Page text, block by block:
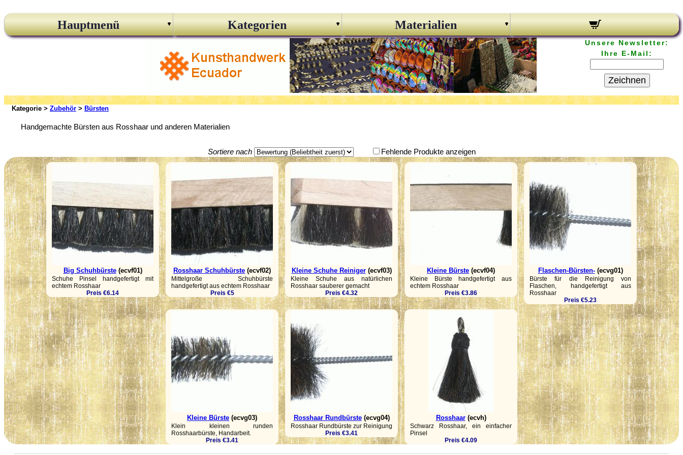
Hauptmenü Kategorien Materialien
Unsere Newsletter:
Ihre E-Mail:
Zeichnen
Kategorie > Zubehör > Bürsten
Handgemachte Bürsten aus Rosshaar und anderen Materialien
Sortiere nach Fehlende Produkte anzeigen
Big Schuhbürste(ecvf01)
Schuhe Pinsel handgefertigt mit
echtem Rosshaar
Preis €6.14
Rosshaar Schuhbürste (ecvf02)
Mittelgroße Schuhbürste
handgefertigt aus echtem Rosshaar
Preis €5
Kleine Schuhe Reiniger(ecvf03)
Kleine Schuhe aus natürlichen
Rosshaar sauberer gemacht
Preis €4.32
Kleine Bürste (ecvf04)
Kleine Bürste handgefertigt aus
echtem Rosshaar
Preis €3.86
Flaschen-Bürsten-(ecvg01)
Bürste für die Reinigung von
Flaschen, handgefertigt aus
Rosshaar
Preis €5.23
Kleine Bürste (ecvg03)
Klein kleinen runden
Rosshaarbürste, Handarbeit.
Preis €3.41
Rosshaar Rundbürste(ecvg04)
Rosshaar Rundbürste zur Reinigung
Preis €3.41
Rosshaar(ecvh)
Schwarz Rosshaar, ein einfacher
Pinsel
Preis €4.09